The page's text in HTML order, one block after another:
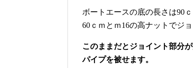
ボートエースの底の長さは90
60ｃｍとｍ16の高ナットでジ
このままだとジョイント部分
パイプを被せます。